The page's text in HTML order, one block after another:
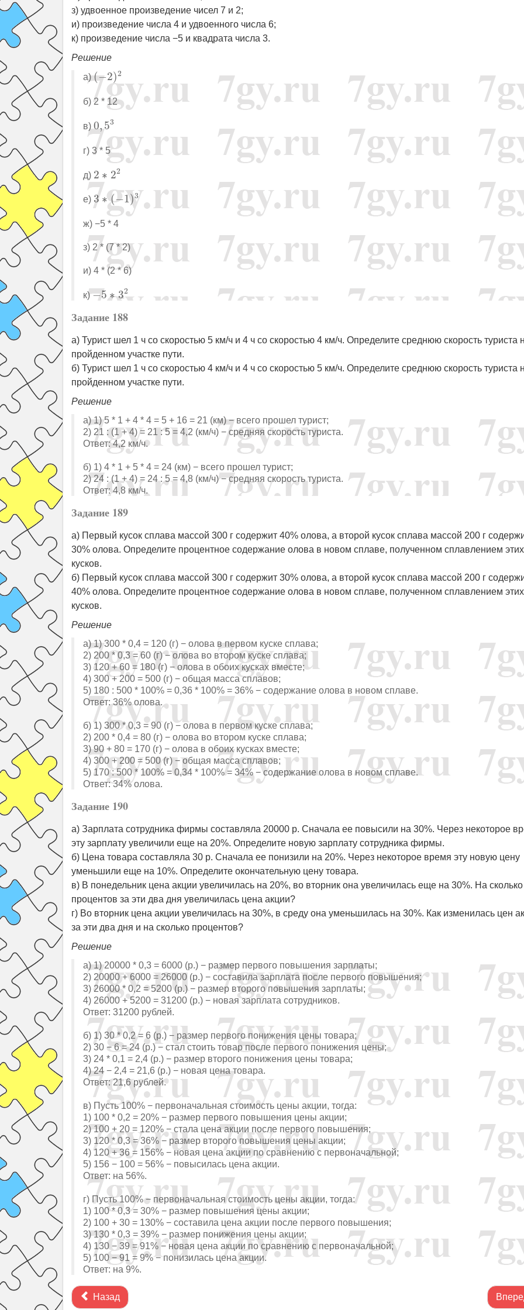
з) удвоенное произведение чисел 7 и 2;
и) произведение числа 4 и удвоенного числа 6;
к) произведение числа −5 и квадрата числа 3.
Решение
а)(−2)2
(− 2)2
б) 2 * 12
в) 0,53
0 53
г) 3 * 5
д) 2 ∗ 22
2 22
е) 3 ∗(−1)3
3∗(−1)3
ж) −5 * 4
з) 2 * (7 * 2)
и) 4 * (2 * 6)
к)−5 ∗32
−5∗ 32
Задание 188
а) Турист шел 1 ч со скоростью 5 км/ч и 4 ч со скоростью 4 км/ч. Определите среднюю скорость туриста
пройденном участке пути.
б) Турист шел 1 ч со скоростью 4 км/ч и 4 ч со скоростью 5 км/ч. Определите среднюю скорость туриста
пройденном участке пути.
Решение
а) 1) 5 * 1 + 4 * 4 = 5 + 16 = 21 (км) − всего прошел турист;
2) 21 : (1 + 4) = 21 : 5 = 4,2 (км/ч) − средняя скорость туриста.
Ответ: 4,2 км/ч.
б) 1) 4 * 1 + 5 * 4 = 24 (км) − всего прошел турист;
2) 24 : (1 + 4) = 24 : 5 = 4,8 (км/ч) − средняя скорость туриста.
Ответ: 4,8 км/ч.
Задание 189
а) Первый кусок сплава массой 300 г содержит 40% олова, а второй кусок сплава массой 200 г
30% олова. Определите процентное содержание олова в новом сплаве, полученном сплавлением этих
кусков.
б) Первый кусок сплава массой 300 г содержит 30% олова, а второй кусок сплава массой 200 г
40% олова. Определите процентное содержание олова в новом сплаве, полученном сплавлением этих
кусков.
Решение
а) 1) 300 * 0,4 = 120 (г) − олова в первом куске сплава;
2) 200 * 0,3 = 60 (г) − олова во втором куске сплава;
3) 120 + 60 = 180 (г) − олова в обоих кусках вместе;
4) 300 + 200 = 500 (г) − общая масса сплавов;
5) 180 : 500 * 100% = 0,36 * 100% = 36% − содержание олова в новом сплаве.
Ответ: 36% олова.
б) 1) 300 * 0,3 = 90 (г) − олова в первом куске сплава;
2) 200 * 0,4 = 80 (г) − олова во втором куске сплава;
3) 90 + 80 = 170 (г) − олова в обоих кусках вместе;
4) 300 + 200 = 500 (г) − общая масса сплавов;
5) 170 : 500 * 100% = 0,34 * 100% = 34% − содержание олова в новом сплаве.
Ответ: 34% олова.
Задание 190
а) Зарплата сотрудника фирмы составляла 20000 р. Сначала ее повысили на 30%. Через некоторое
эту зарплату увеличили еще на 20%. Определите новую зарплату сотрудника фирмы.
б) Цена товара составляла 30 р. Сначала ее понизили на 20%. Через некоторое время эту новую цену
уменьшили еще на 10%. Определите окончательную цену товара.
в) В понедельник цена акции увеличилась на 20%, во вторник она увеличилась еще на 30%. На сколько
процентов за эти два дня увеличилась цена акции?
г) Во вторник цена акции увеличилась на 30%, в среду она уменьшилась на 30%. Как изменилась цен
за эти два дня и на сколько процентов?
Решение
а) 1) 20000 * 0,3 = 6000 (р.) − размер первого повышения зарплаты;
2) 20000 + 6000 = 26000 (р.) − составила зарплата после первого повышения;
3) 26000 * 0,2 = 5200 (р.) − размер второго повышения зарплаты;
4) 26000 + 5200 = 31200 (р.) − новая зарплата сотрудников.
Ответ: 31200 рублей.
б) 1) 30 * 0,2 = 6 (р.) − размер первого понижения цены товара;
2) 30 − 6 = 24 (р.) − стал стоить товар после первого понижения цены;
3) 24 * 0,1 = 2,4 (р.) − размер второго понижения цены товара;
4) 24 − 2,4 = 21,6 (р.) − новая цена товара.
Ответ: 21,6 рублей.
в) Пусть 100% − первоначальная стоимость цены акции, тогда:
1) 100 * 0,2 = 20% − размер первого повышения цены акции;
2) 100 + 20 = 120% − стала цена акции после первого повышения;
3) 120 * 0,3 = 36% − размер второго повышения цены акции;
4) 120 + 36 = 156% − новая цена акции по сравнению с первоначальной;
5) 156 − 100 = 56% − повысилась цена акции.
Ответ: на 56%.
г) Пусть 100% − первоначальная стоимость цены акции, тогда:
1) 100 * 0,3 = 30% − размер повышения цены акции;
2) 100 + 30 = 130% − составила цена акции после первого повышения;
3) 130 * 0,3 = 39% − размер понижения цены акции;
4) 130 − 39 = 91% − новая цена акции по сравнению с первоначальной;
5) 100 − 91 = 9% − понизилась цена акции.
Ответ: на 9%.
Назад